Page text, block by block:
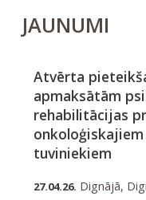
JAUNUMI
Atvērta
apmaksātām
rehabilitācijas
tuviniekiem
27.04.26. Dignājā,